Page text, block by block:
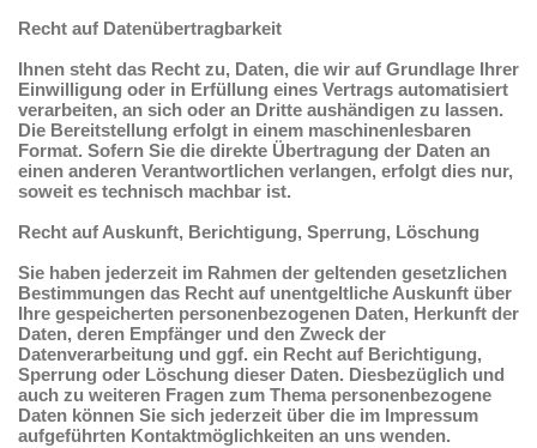
Recht auf Datenübertragbarkeit
Ihnen steht das Recht zu, Daten, die wir auf Grundlage Ihrer
Einwilligung oder in Erfüllung eines Vertrags automatisiert
verarbeiten, an sich oder an Dritte aushändigen zu lassen.
Die Bereitstellung erfolgt in einem maschinenlesbaren
Format. Sofern Sie die direkte Übertragung der Daten an
einen anderen Verantwortlichen verlangen, erfolgt dies nur,
soweit es technisch machbar ist.
Recht auf Auskunft, Berichtigung, Sperrung, Löschung
Sie haben jederzeit im Rahmen der geltenden gesetzlichen
Bestimmungen das Recht auf unentgeltliche Auskunft über
Ihre gespeicherten personenbezogenen Daten, Herkunft der
Daten, deren Empfänger und den Zweck der
Datenverarbeitung und ggf. ein Recht auf Berichtigung,
Sperrung oder Löschung dieser Daten. Diesbezüglich und
auch zu weiteren Fragen zum Thema personenbezogene
Daten können Sie sich jederzeit über die im Impressum
aufgeführten Kontaktmöglichkeiten an uns wenden.